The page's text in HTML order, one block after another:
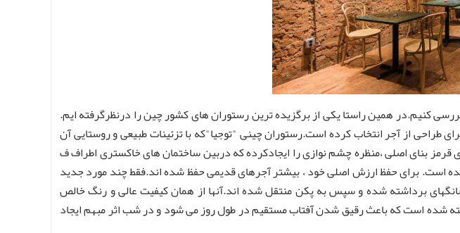
کنیم.در همین راستا یکی از برگزیده ترین رستوران های کشور چین را درنظرگرفته ایم.
ساخته شده است،عنصراصلی خود را برای طراحی از آجر انتخاب کرده است.رستوران چینی "توجیا"که با تزئینات طبیعی و روستایی آن
بنای اصلی ،منظره چشم نوازی را ایجادکرده که دربین ساختمان های خاکستری اطراف ف
است. برای حفظ ارزش اصلی خود ، بیشتر آجرهای قدیمی حفظ شده اند.فقط چند مورد جدید
برداشته شده و سپس به پکن منتقل شده اند.آنها از همان کیفیت عالی و رنگ خالص
شده است که باعث رقیق شدن آفتاب مستقیم در طول روز می شود و در شب اثر مبهم ایجاد